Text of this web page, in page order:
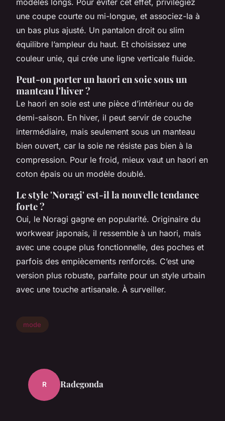
modèles longs. Pour éviter cet effet, privilégiez
une coupe courte ou mi-longue, et associez-la à
un bas plus ajusté. Un pantalon droit ou slim
équilibre l’ampleur du haut. Et choisissez une
couleur unie, qui crée une ligne verticale fluide.
Peut-on porter un haori en soie sous un
manteau l'hiver ?
Le haori en soie est une pièce d’intérieur ou de
demi-saison. En hiver, il peut servir de couche
intermédiaire, mais seulement sous un manteau
bien ouvert, car la soie ne résiste pas bien à la
compression. Pour le froid, mieux vaut un haori en
coton épais ou un modèle doublé.
Le style 'Noragi' est-il la nouvelle tendance
forte ?
Oui, le Noragi gagne en popularité. Originaire du
workwear japonais, il ressemble à un haori, mais
avec une coupe plus fonctionnelle, des poches et
parfois des empiècements renforcés. C’est une
version plus robuste, parfaite pour un style urbain
avec une touche artisanale. À surveiller.
mode
R Radegonda